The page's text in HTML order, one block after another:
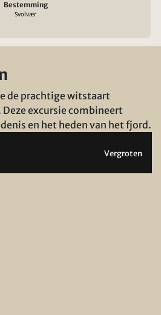
Bestemming
Svolvær
de prachtige witstaart
excursie combineert
en het heden van het fjord.
Vergroten